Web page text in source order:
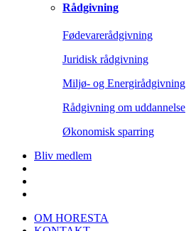
Rådgivning
Fødevarerådgivning
Juridisk rådgivning
Miljø- og Energirådgivning
Rådgivning om uddannelse
Økonomisk sparring
Bliv medlem
OM HORESTA